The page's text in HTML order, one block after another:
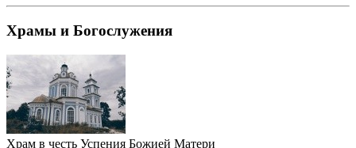
Храмы и Богослужения
Храм в честь Успения Божией Матери